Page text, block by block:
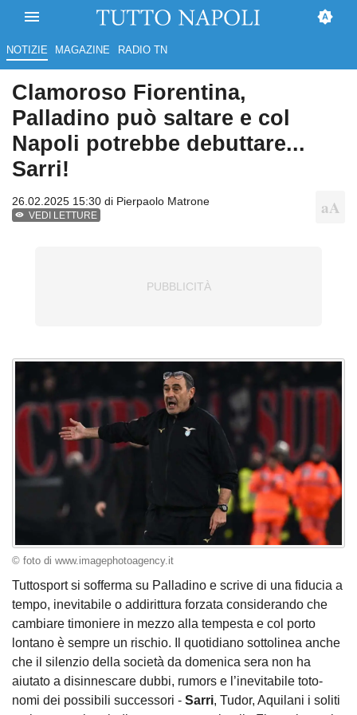
NOTIZIE MAGAZINE RADIO TN
Clamoroso Fiorentina,
Palladino può saltare e col
Napoli potrebbe debuttare...
Sarri!
26.02.2025 15:30 di Pierpaolo Matrone
VEDI LETTURE
© foto di www.imagephotoagency.it
Tuttosport si sofferma su Palladino e scrive di una fiducia a
tempo, inevitabile o addirittura forzata considerando che
cambiare timoniere in mezzo alla tempesta e col porto
lontano è sempre un rischio. Il quotidiano sottolinea anche
che il silenzio della società da domenica sera non ha
aiutato a disinnescare dubbi, rumors e l’inevitabile toto-
nomi dei possibili successori - Sarri, Tudor, Aquilani i soliti